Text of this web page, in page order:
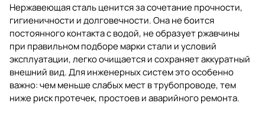
Нержавеющая сталь ценится за сочетание прочности,
гигиеничности и долговечности. Она не боится
постоянного контакта с водой, не образует ржавчины
при правильном подборе марки стали и условий
эксплуатации, легко очищается и сохраняет аккуратный
внешний вид. Для инженерных систем это особенно
важно: чем меньше слабых мест в трубопроводе, тем
ниже риск протечек, простоев и аварийного ремонта.